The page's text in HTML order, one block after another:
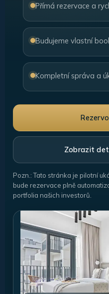
Přímá rezervace a
Budujeme vlastní
Kompletní správa a
Zobrazit
Pozn.: Tato stránka je pilotní
bude rezervace plně
portfolia našich investorů.